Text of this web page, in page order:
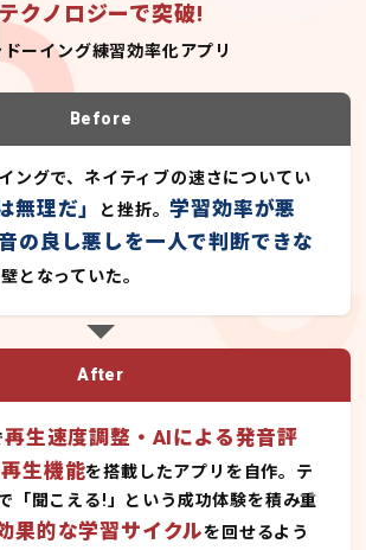
テクノロジーで突破!
ドーイング練習効率化アプリ
Before
ングで、ネイティブの速さについてい
無理だ」 と挫折。学習効率が悪
の良し悪しを一人で判断できな
となっていた。
After
再生速度調整・AIによる発音評
生機能を搭載したアプリを自作。テ
「聞こえる!」という成功体験を積み重
果的な学習サイクルを回せるよう